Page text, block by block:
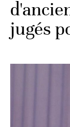
jugés